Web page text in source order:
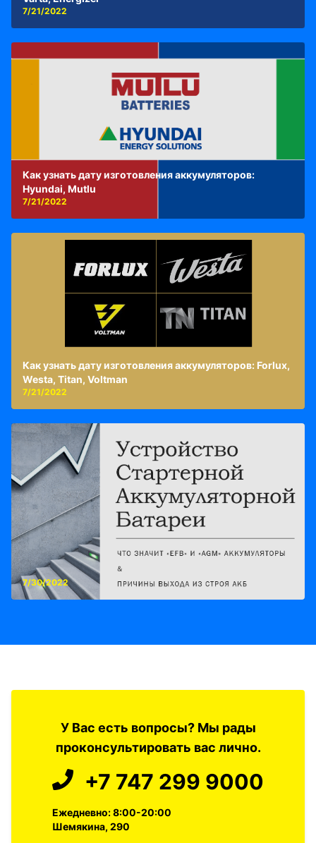
7/21/2022
Как узнать дату изготовления аккумуляторов:
Hyundai, Mutlu
7/21/2022
Как узнать дату изготовления аккумуляторов: Forlux,
Westa, Titan, Voltman
7/21/2022
7/30/2022
У Вас есть вопросы? Мы рады
проконсультировать вас лично.
+7 747 299 9000
Ежедневно: 8:00-20:00
Шемякина, 290